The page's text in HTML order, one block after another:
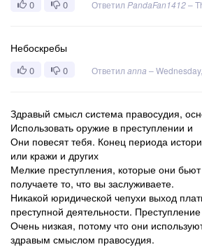
0 0 Ответил PandaFan1412–
Небоскребы
0 0 Ответил anna –
Здравый смысл система правосудия,
Использовать оружие в преступлении и
Они повесят тебя. Конец периода
или кражи и других
Мелкие преступления, которые они
получаете то, что вы заслуживаете.
Никакой юридической чепухи выход
преступной деятельности. Преступление
Очень низкая, потому что они
здравым смыслом правосудия.